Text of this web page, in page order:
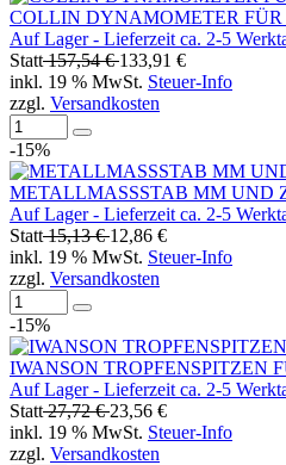
COLLIN DYNAMOMETER FÜR
Auf Lager - Lieferzeit ca. 2-5
Statt157,54 €133,91 €
inkl. 19 % MwSt. Steuer-Info
zzgl. Versandkosten
-15%
METALLMASSSTAB MM UND
Auf Lager - Lieferzeit ca. 2-5
Statt15,13 €12,86 €
inkl. 19 % MwSt. Steuer-Info
zzgl. Versandkosten
-15%
IWANSON TROPFENSPITZEN
Auf Lager - Lieferzeit ca. 2-5
Statt27,72 €23,56 €
inkl. 19 % MwSt. Steuer-Info
zzgl. Versandkosten